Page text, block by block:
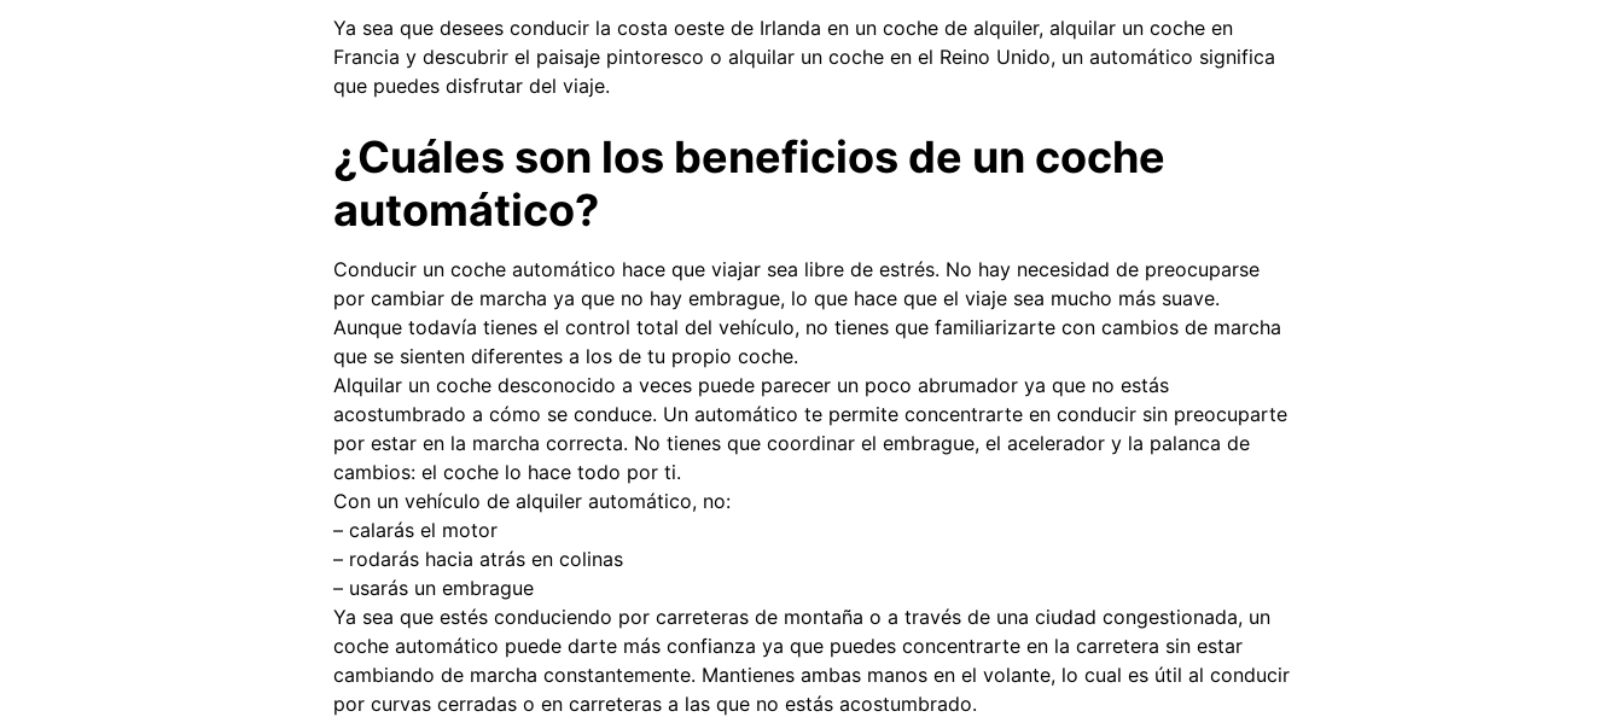
Ya sea que desees conducir la costa oeste de Irlanda en un coche de alquiler, alquilar un coche en
Francia y descubrir el paisaje pintoresco o alquilar un coche en el Reino Unido, un automático significa
que puedes disfrutar del viaje.
¿Cuáles son los beneficios de un coche
automático?
Conducir un coche automático hace que viajar sea libre de estrés. No hay necesidad de preocuparse
por cambiar de marcha ya que no hay embrague, lo que hace que el viaje sea mucho más suave.
Aunque todavía tienes el control total del vehículo, no tienes que familiarizarte con cambios de marcha
que se sienten diferentes a los de tu propio coche.
Alquilar un coche desconocido a veces puede parecer un poco abrumador ya que no estás
acostumbrado a cómo se conduce. Un automático te permite concentrarte en conducir sin preocuparte
por estar en la marcha correcta. No tienes que coordinar el embrague, el acelerador y la palanca de
cambios: el coche lo hace todo por ti.
Con un vehículo de alquiler automático, no:
– calarás el motor
– rodarás hacia atrás en colinas
– usarás un embrague
Ya sea que estés conduciendo por carreteras de montaña o a través de una ciudad congestionada, un
coche automático puede darte más confianza ya que puedes concentrarte en la carretera sin estar
cambiando de marcha constantemente. Mantienes ambas manos en el volante, lo cual es útil al conducir
por curvas cerradas o en carreteras a las que no estás acostumbrado.